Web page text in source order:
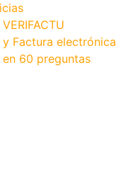
y Factura electrónica
en 60 preguntas